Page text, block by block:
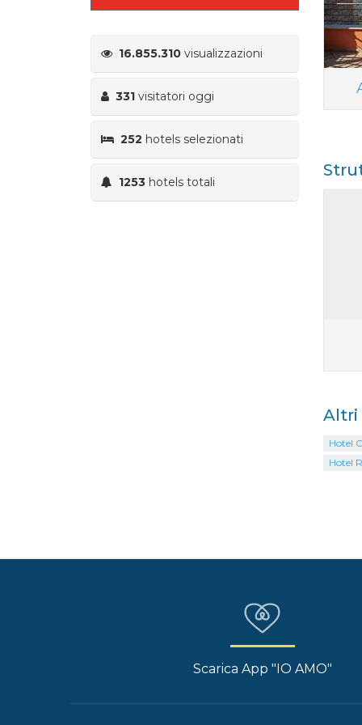
16.855.310 visualizzazioni
331 visitatori oggi
252 hotels selezionati
1253 hotels totali
Altri
Hotel
Hotel
Scarica App "IO AMO"